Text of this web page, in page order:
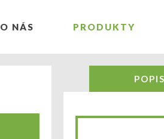
O NÁS PRODUKTY